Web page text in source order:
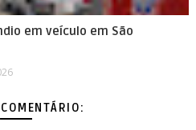
em veículo em São